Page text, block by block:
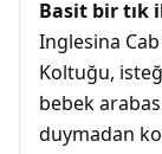
Basit bir tık
Inglesina
Koltuğu,
bebek
duymadan